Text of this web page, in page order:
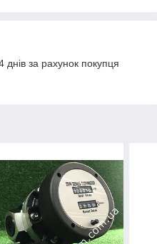
за рахунок покупця